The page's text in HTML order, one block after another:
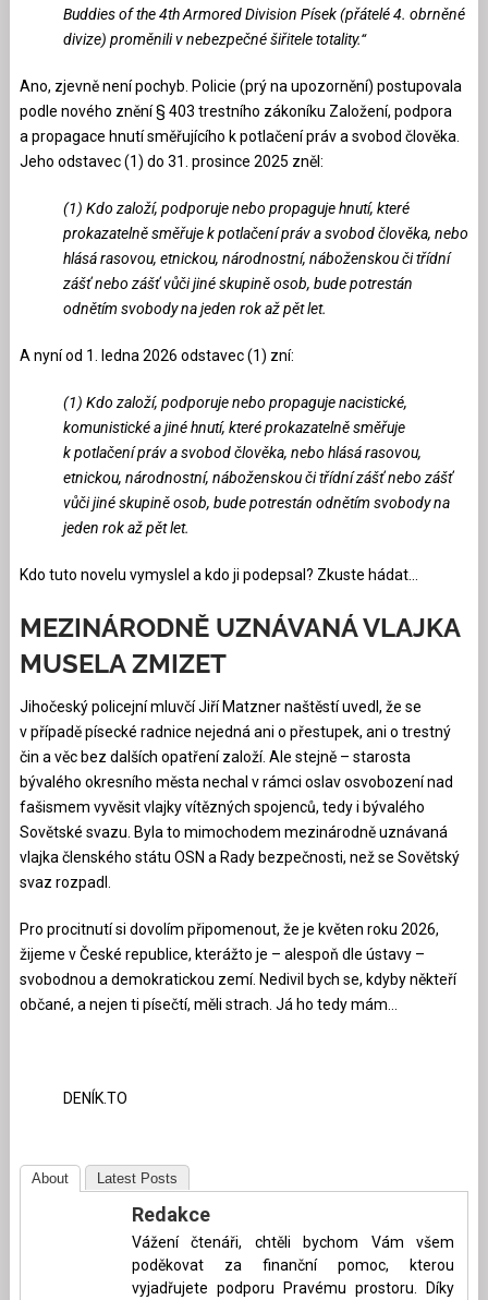
Buddies of the 4th Armored Division Písek (přátelé 4. obrněné
divize) proměnili v nebezpečné šiřitele totality.“
Ano, zjevně není pochyb. Policie (prý na upozornění) postupovala
podle nového znění § 403 trestního zákoníku Založení, podpora
a propagace hnutí směřujícího k potlačení práv a svobod člověka.
Jeho odstavec (1) do 31. prosince 2025 zněl:
(1) Kdo založí, podporuje nebo propaguje hnutí, které
prokazatelně směřuje k potlačení práv a svobod člověka, nebo
hlásá rasovou, etnickou, národnostní, náboženskou či třídní
zášť nebo zášť vůči jiné skupině osob, bude potrestán
odnětím svobody na jeden rok až pět let.
A nyní od 1. ledna 2026 odstavec (1) zní:
(1) Kdo založí, podporuje nebo propaguje nacistické,
komunistické a jiné hnutí, které prokazatelně směřuje
k potlačení práv a svobod člověka, nebo hlásá rasovou,
etnickou, národnostní, náboženskou či třídní zášť nebo zášť
vůči jiné skupině osob, bude potrestán odnětím svobody na
jeden rok až pět let.
Kdo tuto novelu vymyslel a kdo ji podepsal? Zkuste hádat…
MEZINÁRODNĚ UZNÁVANÁ VLAJKA
MUSELA ZMIZET
Jihočeský policejní mluvčí Jiří Matzner naštěstí uvedl, že se
v případě písecké radnice nejedná ani o přestupek, ani o trestný
čin a věc bez dalších opatření založí. Ale stejně – starosta
bývalého okresního města nechal v rámci oslav osvobození nad
fašismem vyvěsit vlajky vítězných spojenců, tedy i bývalého
Sovětské svazu. Byla to mimochodem mezinárodně uznávaná
vlajka členského státu OSN a Rady bezpečnosti, než se Sovětský
svaz rozpadl.
Pro procitnutí si dovolím připomenout, že je květen roku 2026,
žijeme v České republice, kterážto je – alespoň dle ústavy –
svobodnou a demokratickou zemí. Nedivil bych se, kdyby někteří
občané, a nejen ti písečtí, měli strach. Já ho tedy mám…
DENÍK.TO
About Latest Posts
Redakce
Vážení čtenáři, chtěli bychom Vám všem
poděkovat za finanční pomoc, kterou
vyjadřujete podporu Pravému prostoru. Díky